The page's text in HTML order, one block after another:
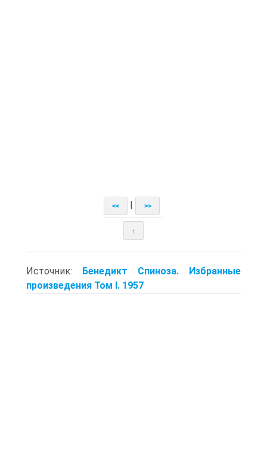
<< >>
↑
Источник: Бенедикт Спиноза. Избранные
произведения Том I. 1957